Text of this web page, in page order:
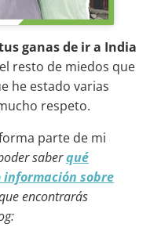
ganas de ir a India
resto de miedos que
he estado varias
respeto.
parte de mi
saberqué
sobre
encontrarás